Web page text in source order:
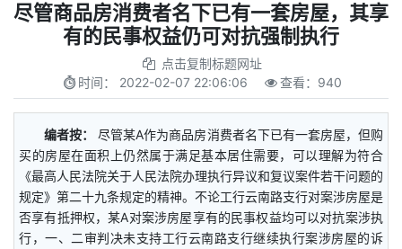
尽管商品房消费者名下已有一套房屋，其享
有的民事权益仍可对抗强制执行
点击复制标题网址
时间： 2022-02-07 22:06:06 查看： 940
编者按：
尽管某A作为商品房消费者名下已有一套房屋，但购
买的房屋在面积上仍然属于满足基本居住需要，可以理解为符合
《最高人民法院关于人民法院办理执行异议和复议案件若干问题的
规定》第二十九条规定的精神。不论工行云南路支行对案涉房屋是
否享有抵押权，某A对案涉房屋享有的民事权益均可以对抗案涉执
行，一、二审判决未支持工行云南路支行继续执行案涉房屋的诉